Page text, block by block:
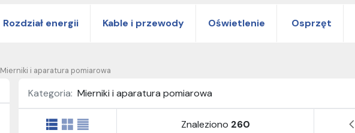
Rozdział energii Kable i przewody Oświetlenie Osprzęt
Mierniki i aparatura pomiarowa
Kategoria: Mierniki i aparatura pomiarowa
Znaleziono 260